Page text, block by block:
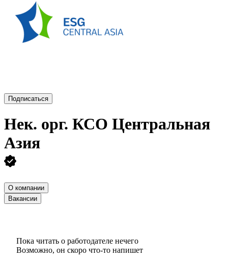
Подписаться
Нек. орг. КСО Центральная
Азия
О компании
Вакансии
Пока читать о работодателе нечего
Возможно, он скоро что‑то напишет